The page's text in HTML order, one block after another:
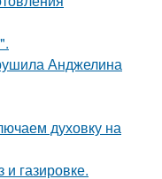
Анджелина
духовку на
газировке.